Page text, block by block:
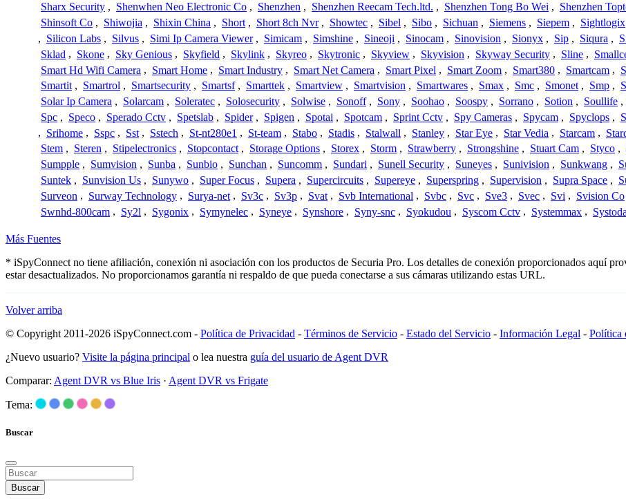
Sharx Security , Shenwhen Neo Electronic Co , Shenzhen , Shenzhen Reecam Tech.ltd. , Shenzhen Tong Bo Wei , Shenzhen
Shinsoft Co , Shiwojia , Shixin China , Short , Short 8ch Nvr , Showtec , Sibel , Sibo , Sichuan , Siemens , Siepem , Sightlogix
, Silicon Labs , Silvus , Simi Ip Camera Viewer , Simicam , Simshine , Sineoji , Sinocam , Sinovision , Sionyx , Sip , Siqura ,
Sklad , Skone , Sky Genious , Skyfield , Skylink , Skyreo , Skytronic , Skyview , Skyvision , Skyway Security , Sline ,
Smart Hd Wifi Camera , Smart Home , Smart Industry , Smart Net Camera , Smart Pixel , Smart Zoom , Smart380 , Smartcam ,
Smartit , Smartrol , Smartsecurity , Smartsf , Smarttek , Smartview , Smartvision , Smartwares , Smax , Smc , Smonet , Smp ,
Solar Ip Camera , Solarcam , Soleratec , Solosecurity , Solwise , Sonoff , Sony , Soohao , Soospy , Sorrano , Sotion , Soullife ,
Spc , Speco , Sperado Cctv , Spetslab , Spider , Spigen , Spotai , Spotcam , Sprint Cctv , Spy Cameras , Spycam , Spyclops ,
, Srihome , Sspc , Sst , Sstech , St-nt280e1 , St-team , Stabo , Stadis , Stalwall , Stanley , Star Eye , Star Vedia , Starcam ,
Stem , Steren , Stipelectronics , Stopcontact , Storage Options , Storex , Storm , Strawberry , Strongshine , Stuart Cam , Styco ,
Sumpple , Sumvision , Sunba , Sunbio , Sunchan , Suncomm , Sundari , Sunell Security , Suneyes , Sunivision , Sunkwang ,
Suntek , Sunvision Us , Sunywo , Super Focus , Supera , Supercircuits , Supereye , Superspring , Supervision , Supra Space ,
Surveon , Surway Technology , Surya-net , Sv3c , Sv3p , Svat , Svb International , Svbc , Svc , Sve3 , Svec , Svi , Svision Co
Swnhd-800cam , Sy2l , Sygonix , Symynelec , Syneye , Synshore , Syny-snc , Syokudou , Syscom Cctv , Systemmax , Systoda
Más Fuentes
* iSpyConnect no tiene afiliación, conexión ni asociación con los productos de Securia Pro. Los detalles de conexión proporcionados aquí
estar desactualizados. No proporcionamos garantía ni respaldo de que pueda conectarse a sus cámaras utilizando estas URL.
Volver arriba
© Copyright 2011-2026 iSpyConnect.com - Política de Privacidad - Términos de Servicio - Estado del Servicio - Información Legal - Política
¿Nuevo usuario? Visite la página principal o lea nuestra guía del usuario de Agent DVR
Comparar: Agent DVR vs Blue Iris · Agent DVR vs Frigate
Tema:
Buscar
Buscar